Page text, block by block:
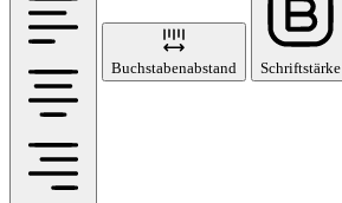
Buchstabenabstand Schriftstärke